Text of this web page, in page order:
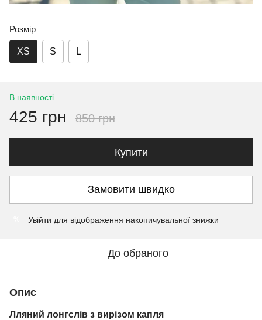
Розмір
XS S L
В наявності
425 грн 850 грн
Купити
Замовити швидко
Увійти для відображення накопичувальної знижки
До обраного
Опис
Лляний лонгслів з вирізом капля